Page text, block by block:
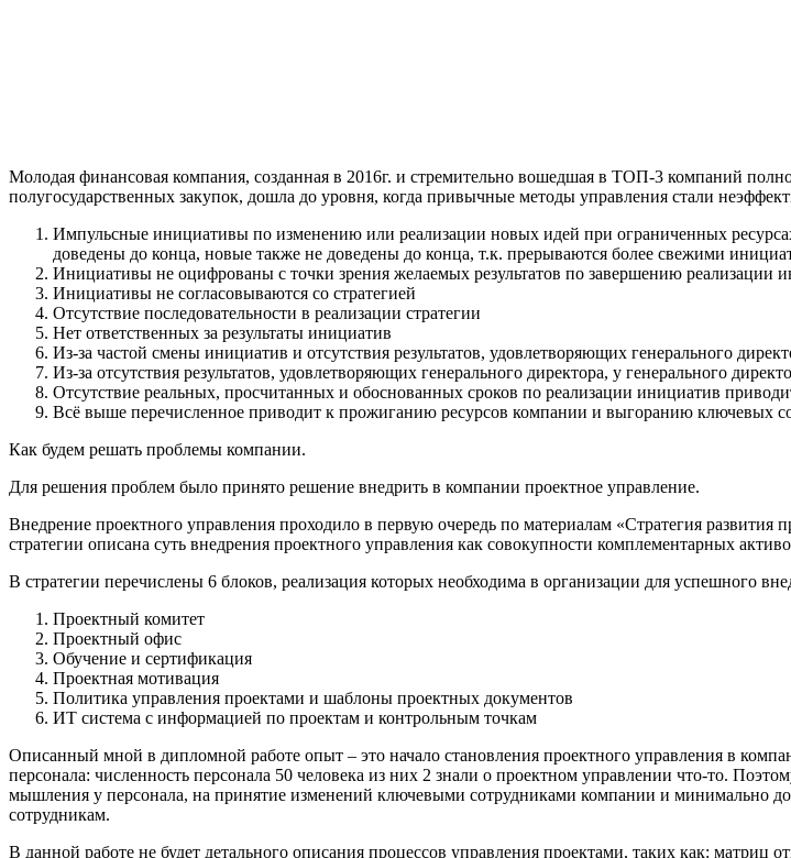
Молодая финансовая компания, созданная в 2016г. и стремительно вошедшая в ТОП-3 компаний
полугосударственных закупок, дошла до уровня, когда привычные методы управления стали
Импульсные инициативы по изменению или реализации новых идей при ограниченных
доведены до конца, новые также не доведены до конца, т.к. прерываются более свежими
Инициативы не оцифрованы с точки зрения желаемых результатов по завершению реализации
Инициативы не согласовываются со стратегией
Отсутствие последовательности в реализации стратегии
Нет ответственных за результаты инициатив
Из-за частой смены инициатив и отсутствия результатов, удовлетворяющих генерального
Из-за отсутствия результатов, удовлетворяющих генерального директора, у генерального
Отсутствие реальных, просчитанных и обоснованных сроков по реализации инициатив
Всё выше перечисленное приводит к прожиганию ресурсов компании и выгоранию ключевых
Как будем решать проблемы компании.
Для решения проблем было принято решение внедрить в компании проектное управление.
Внедрение проектного управления проходило в первую очередь по материалам «Стратегия
стратегии описана суть внедрения проектного управления как совокупности комплементарных
В стратегии перечислены 6 блоков, реализация которых необходима в организации для успешного
Проектный комитет
Проектный офис
Обучение и сертификация
Проектная мотивация
Политика управления проектами и шаблоны проектных документов
ИТ система с информацией по проектам и контрольным точкам
Описанный мной в дипломной работе опыт – это начало становления проектного управления в
персонала: численность персонала 50 человека из них 2 знали о проектном управлении что-то.
мышления у персонала, на принятие изменений ключевыми сотрудниками компании и минимально
сотрудникам.
В данной работе не будет детального описания процессов управления проектами, таких как: